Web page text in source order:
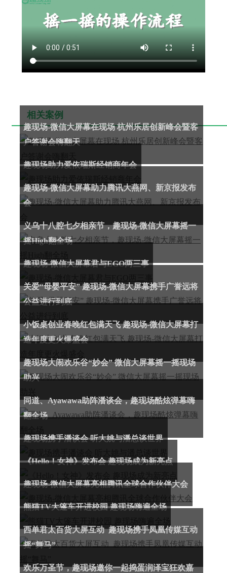
相关案例
趣现场-微信大屏幕在现场 杭州乐居创新峰会暨客
户答谢会嗨翻天
趣现场助力爱依瑞斯经销商年会
趣现场-微信大屏幕助力腾讯大燕网、新京报发布
会
义乌十八腔七夕相亲节，趣现场-微信大屏幕摇一
摇High翻全场
趣现场-微信大屏幕君与EGO两三事
关爱“母婴平安” 趣现场-微信大屏幕携手广誉远将
公益进行到底
小饭桌创业春晚红包满天飞 趣现场-微信大屏幕打
造年度更火爆盛会
趣现场大闹欢乐谷“妙会” 微信大屏幕摇一摇现场
助兴
同道、Ayawawa助阵潘谈会，趣现场酷炫弹幕嗨
翻全场
趣现场携手潘谈会 听大姚与潘总谈世界
《Hello！女神》发布会 趣现场成为新亮点
趣现场-微信大屏幕亮相腾讯全球合作伙伴大会
熊猫TV大篷车开进校园 趣现场嗨遍全场
西单君太百货大屏互动 趣现场携手凤凰传媒互动
摇“舞马”
欢乐万圣节，趣现场邀你一起捣蛋润泽宝狂欢嘉